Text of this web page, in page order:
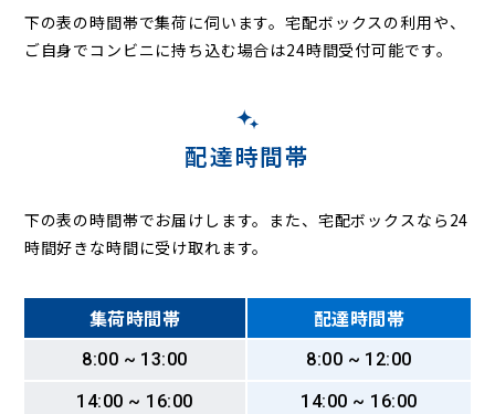
下の表の時間帯で集荷に伺います。宅配ボックスの利用や、
ご自身でコンビニに持ち込む場合は24時間受付可能です。
配達時間帯
下の表の時間帯でお届けします。また、宅配ボックスなら24
時間好きな時間に受け取れます。
集荷時間帯 配達時間帯
8:00 ~ 13:00
8:00 ~ 12:00
14:00 ~ 16:00
14:00 ~ 16:00